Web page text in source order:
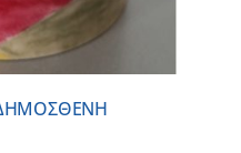
ΔΗΜΟΣΘΕΝΗ